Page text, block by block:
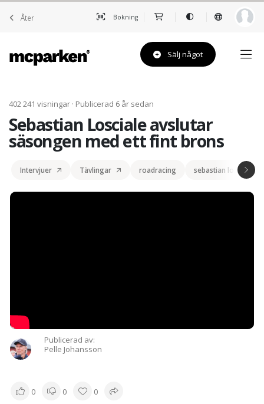
Åter Bokning
Sälj något
402 241 visningar · Publicerad 6 år sedan
Sebastian Losciale avslutar
säsongen med ett fint brons
Intervjuer Tävlingar roadracing sebastian losciale
Publicerad av:
Pelle Johansson
0 0
0